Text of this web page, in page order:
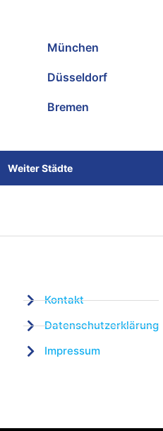
München
Düsseldorf
Bremen
Weiter Städte
Kontakt
Datenschutzerklärung
Impressum